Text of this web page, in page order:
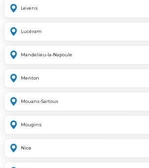
Levens
Lucéram
Mandelieu-la-Napoule
Menton
Mouans-Sartoux
Mougins
Nice